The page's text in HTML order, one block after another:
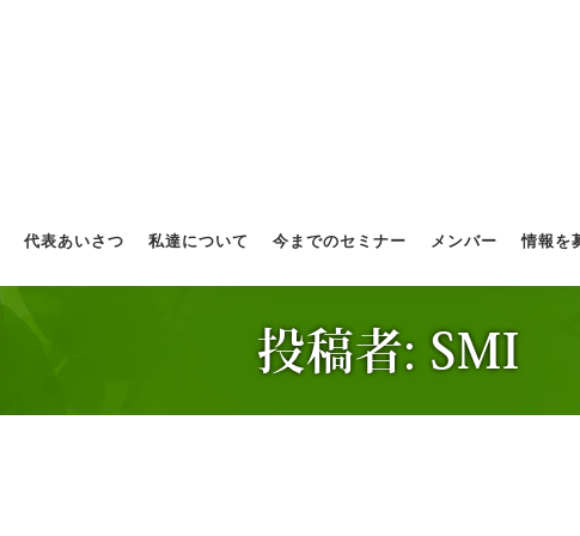
代表あいさつ 私達について 今までのセミナー メンバー 情報を
投稿者: SMI